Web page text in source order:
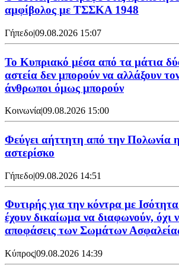
αμφίβολος με ΤΣΣΚΑ 1948
Γήπεδο|09.08.2026 15:07
Το Κυπριακό μέσα από τα μάτια
αστεία δεν μπορούν να αλλάξουν
άνθρωποι όμως μπορούν
Κοινωνία|09.08.2026 15:00
Φεύγει αήττητη από την
αστερίσκο
Γήπεδο|09.08.2026 14:51
Φυτιρής για την κόντρα με
έχουν δικαίωμα να διαφωνούν, όχι
αποφάσεις των Σωμάτων
Κύπρος|09.08.2026 14:39